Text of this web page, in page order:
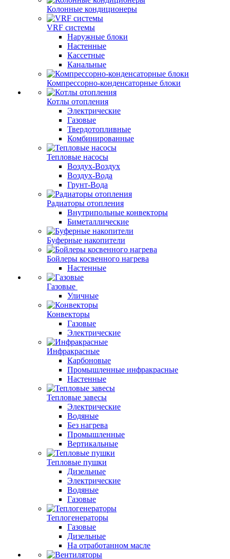
Колонные кондиционеры
VRF системы
Наружные блоки
Настенные
Кассетные
Канальные
Компрессорно-конденсаторные блоки
Котлы отопления
Электрические
Газовые
Твердотопливные
Комбинированные
Тепловые насосы
Воздух-Воздух
Воздух-Вода
Грунт-Вода
Радиаторы отопления
Внутрипольные конвекторы
Биметаллические
Буферные накопители
Бойлеры косвенного нагрева
Настенные
Газовые
Уличные
Конвекторы
Газовые
Электрические
Инфракрасные
Карбоновые
Промышленные инфракрасные
Настенные
Тепловые завесы
Электрические
Водяные
Без нагрева
Промышленные
Вертикальные
Тепловые пушки
Дизельные
Электрические
Водяные
Газовые
Теплогенераторы
Газовые
Дизельные
На отработанном масле